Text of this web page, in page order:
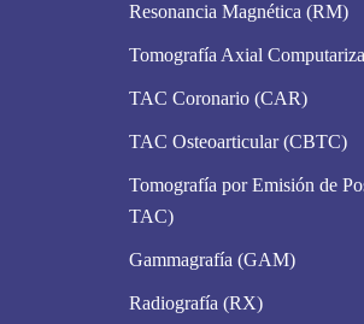
Resonancia Magnética (RM)
Tomografía Axial
TAC Coronario (CAR)
TAC Osteoarticular (CBTC)
Tomografía por Emisión de
TAC)
Gammagrafía (GAM)
Radiografía (RX)